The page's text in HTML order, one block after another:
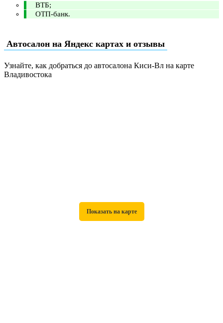
ВТБ;
ОТП-банк.
Автосалон на Яндекс картах и отзывы
Узнайте, как добраться до автосалона Киси-Вл на карте
Владивостока